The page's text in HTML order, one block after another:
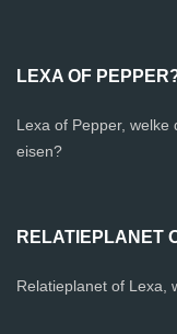
LEXA OF
Lexa of Pepper, welke
eisen?
RELATIEPLANET
Relatieplanet of Lexa,